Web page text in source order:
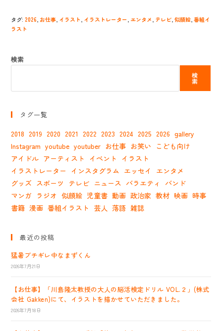
タグ:2026, お仕事, イラスト, イラストレーター, エンタメ, テレビ, 似顔絵, 番組イ
ラスト
検索
検
索
タグ一覧
2018 2019 2020 2021 2022 2023 2024 2025 2026 gallery
Instagram youtube youtuber お仕事 お笑い こども向け
アイドル アーティスト イベント
イラスト
イラストレーター
インスタグラム エッセイ
エンタメ
グッズ スポーツ テレビ ニュース バラエティ
バンド
マンガ ラジオ 似顔絵 児童書 動画 政治家 教材 映画 時事
書籍 漫画 番組イラスト 芸人 落語 雑誌
最近の投稿
猛暑ブチギレ中なまずくん
2026年7月21日
【お仕事】「川島隆太教授の大人の脳活検定ドリル VOL.２」(株式
会社 Gakken)にて、イラストを描かせていただきました。
2026年7月18日